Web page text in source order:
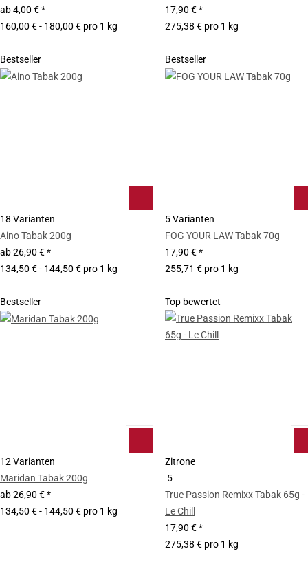
ab4,00 €*
160,00 € - 180,00 € pro 1 kg
17,90 €*
275,38 € pro 1 kg
Bestseller
18 Varianten
Aino Tabak 200g
ab26,90 €*
134,50 € - 144,50 € pro 1 kg
Bestseller
5 Varianten
FOG YOUR LAW Tabak 70g
17,90 €*
255,71 € pro 1 kg
Bestseller
12 Varianten
Maridan Tabak 200g
ab26,90 €*
134,50 € - 144,50 € pro 1 kg
Top bewertet
Zitrone
5
True Passion Remixx Tabak 65g -
Le Chill
17,90 €*
275,38 € pro 1 kg